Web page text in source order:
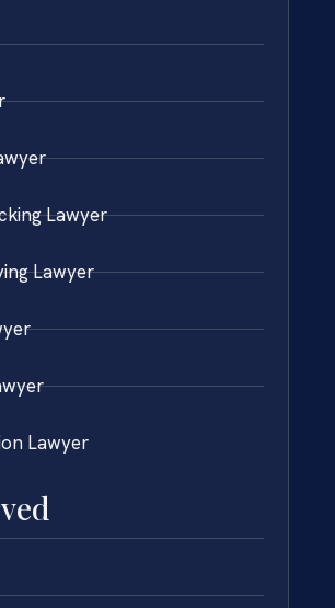
Lawyer
Lawyer
Lawyer